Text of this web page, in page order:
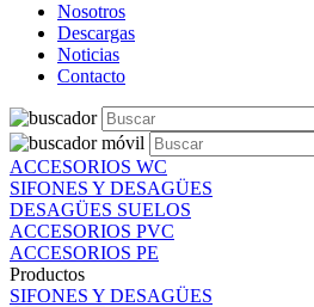
Nosotros
Descargas
Noticias
Contacto
ACCESORIOS WC
SIFONES Y DESAGÜES
DESAGÜES SUELOS
ACCESORIOS PVC
ACCESORIOS PE
Productos
SIFONES Y DESAGÜES